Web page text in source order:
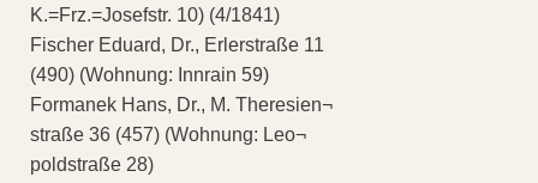
K.=Frz.=Josefstr. 10) (4/1841)
Fischer Eduard, Dr., Erlerstraße 11
(490) (Wohnung: Innrain 59)
Formanek Hans, Dr., M. Theresien¬
straße 36 (457) (Wohnung: Leo¬
poldstraße 28)